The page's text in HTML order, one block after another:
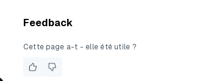
Feedback
Cette page a-t - elle été utile ?